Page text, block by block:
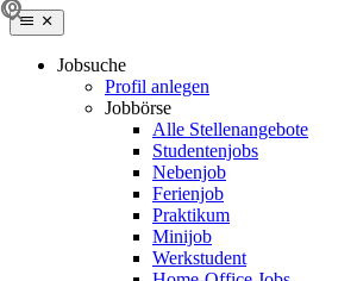
Jobsuche
Profil anlegen
Jobbörse
Alle Stellenangebote
Studentenjobs
Nebenjob
Ferienjob
Praktikum
Minijob
Werkstudent